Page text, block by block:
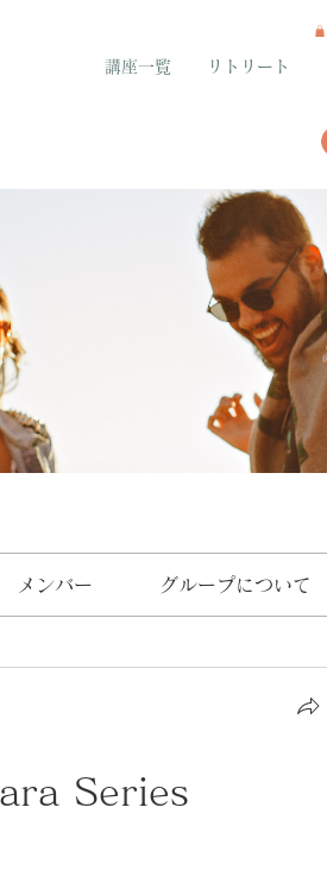
講座一覧 リトリート
メンバー グループについて
Series